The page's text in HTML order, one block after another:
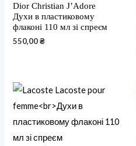
Dior Christian J’Adore
Духи в пластиковому
флаконі 110 мл зі спреєм
550,00₴